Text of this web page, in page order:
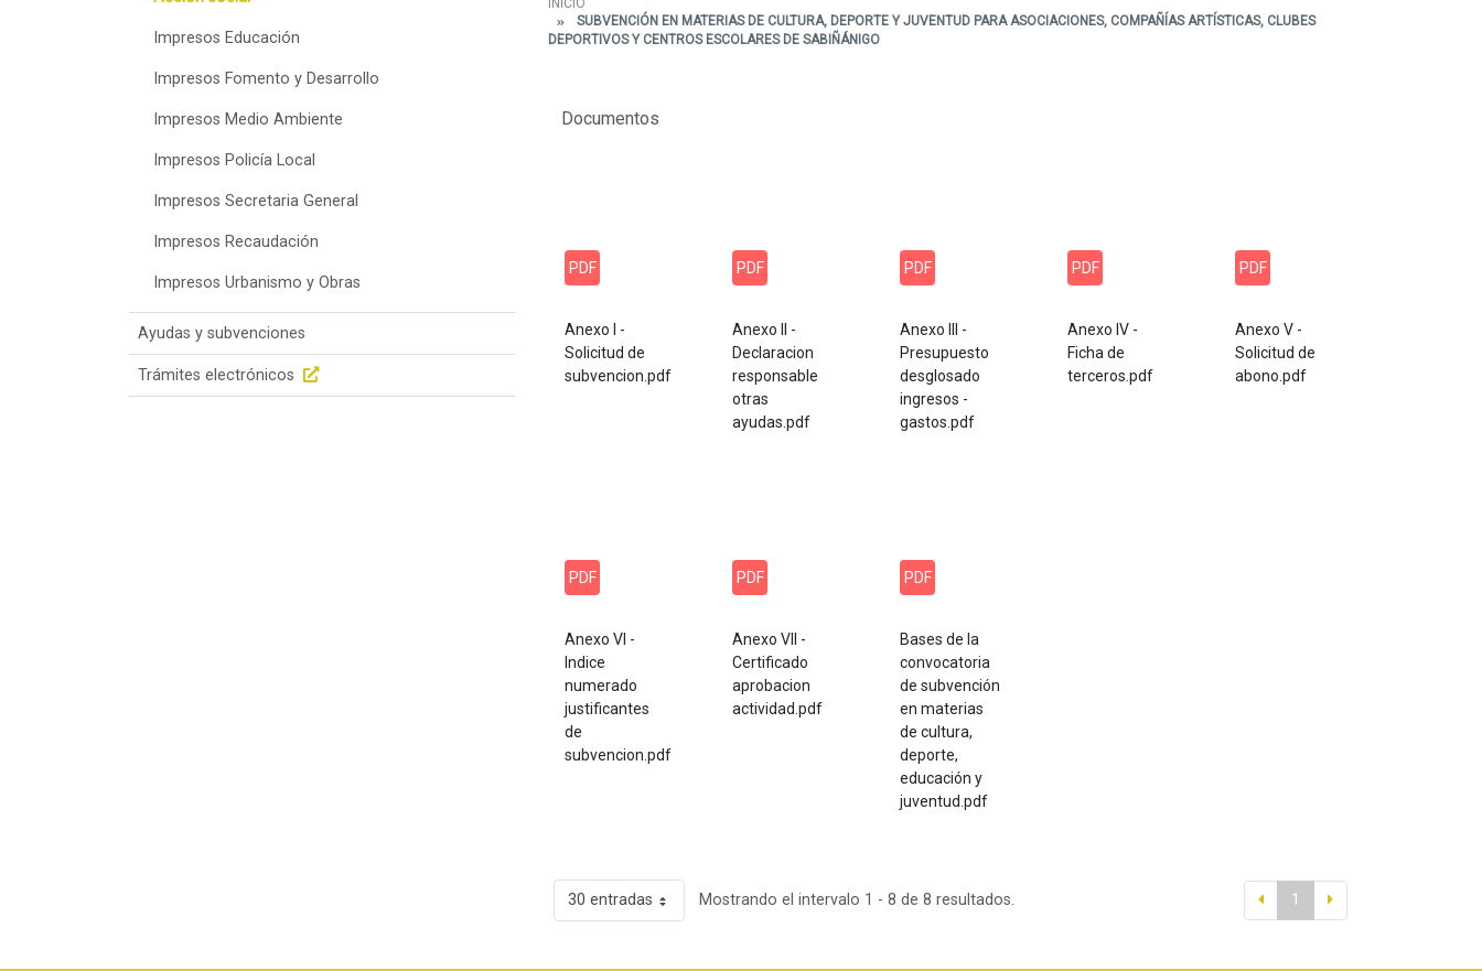
Impresos Educación
Impresos Fomento y Desarrollo
Impresos Medio Ambiente
Impresos Policía Local
Impresos Secretaria General
Impresos Recaudación
Impresos Urbanismo y Obras
Ayudas y subvenciones
Trámites electrónicos
INICIO
SUBVENCIÓN EN MATERIAS DE CULTURA, DEPORTE Y JUVENTUD PARA ASOCIACIONES, COMPAÑÍAS ARTÍSTICAS, CLUBES
DEPORTIVOS Y CENTROS ESCOLARES DE SABIÑÁNIGO
Documentos
PDF
Anexo I -
Solicitud de
subvencion.pdf
PDF
Anexo II -
Declaracion
responsable
otras
ayudas.pdf
PDF
Anexo III -
Presupuesto
desglosado
ingresos -
gastos.pdf
PDF
Anexo IV -
Ficha de
terceros.pdf
PDF
Anexo V -
Solicitud de
abono.pdf
PDF
Anexo VI -
Indice
numerado
justificantes
de
subvencion.pdf
PDF
Anexo VII -
Certificado
aprobacion
actividad.pdf
PDF
Bases de la
convocatoria
de subvención
en materias
de cultura,
deporte,
educación y
juventud.pdf
30 entradas Mostrando el intervalo 1 - 8 de 8 resultados. 1